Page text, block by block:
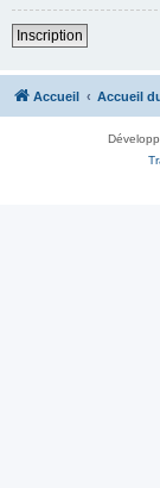
Inscription
Accueil Accueil